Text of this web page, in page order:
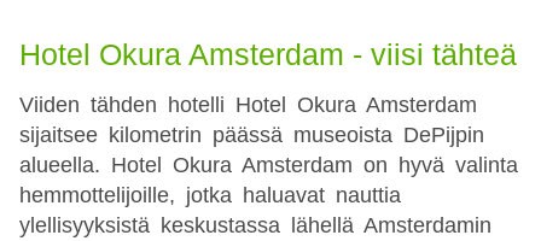
Hotel Okura Amsterdam - viisi tähteä
Viiden tähden hotelli Hotel Okura Amsterdam
sijaitsee kilometrin päässä museoista DePijpin
alueella. Hotel Okura Amsterdam on hyvä valinta
hemmottelijoille, jotka haluavat nauttia
ylellisyyksistä keskustassa lähellä Amsterdamin